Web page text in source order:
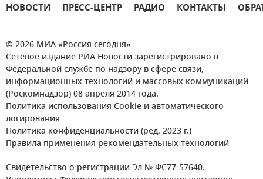
НОВОСТИ ПРЕСС-ЦЕНТР РАДИО КОНТАКТЫ
© 2026 МИА «Россия сегодня»
Сетевое издание РИА Новости зарегистрировано в
Федеральной службе по надзору в сфере связи,
информационных технологий и массовых коммуникаций
(Роскомнадзор) 08 апреля 2014 года.
Политика использования Cookie и автоматического
логирования
Политика конфиденциальности (ред. 2023 г.)
Правила применения рекомендательных технологий
Свидетельство о регистрации Эл № ФС77-57640.